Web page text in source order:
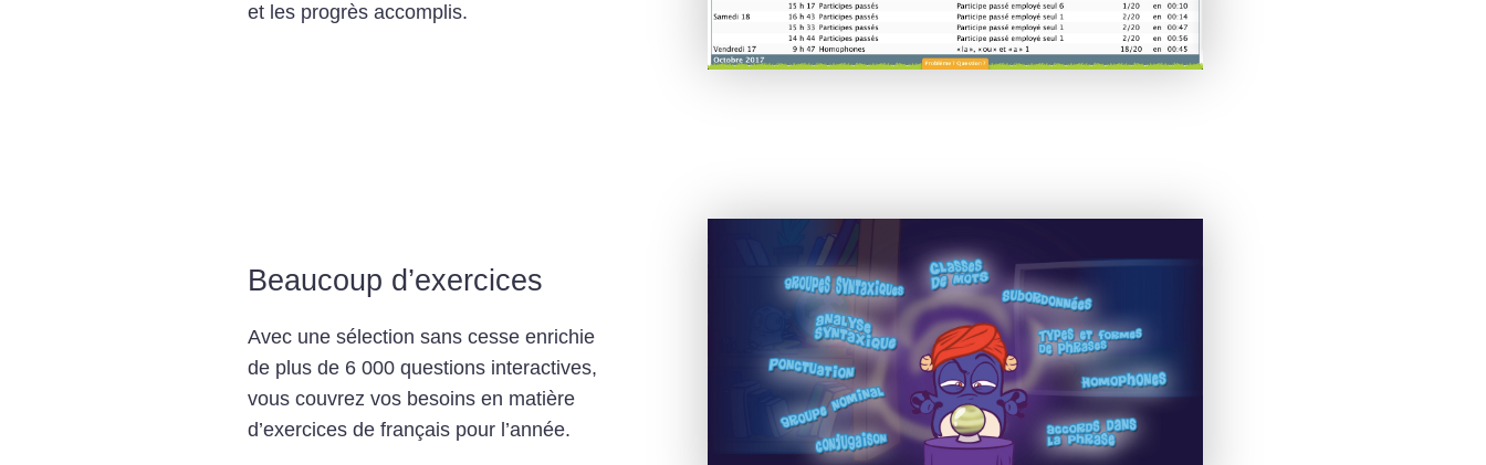
et les progrès accomplis.
Beaucoup d’exercices
Avec une sélection sans cesse enrichie
de plus de 6 000 questions interactives,
vous couvrez vos besoins en matière
d’exercices de français pour l’année.